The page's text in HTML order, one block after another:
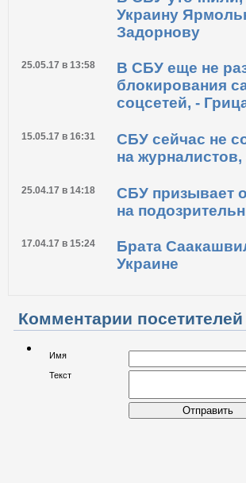
Украину
Задорнову
25.05.17 в 13:58
В СБУ еще не
блокирования
соцсетей, -
15.05.17 в 16:31
СБУ сейчас не
на журналистов,
25.04.17 в 14:18
СБУ призывает
на
17.04.17 в 15:24
Брата
Украине
Комментарии посетителей
Имя
Текст
Отправить